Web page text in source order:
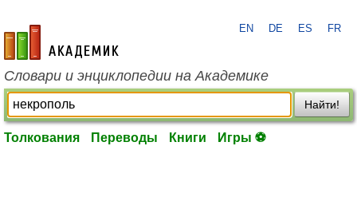
academic.ru
EN DE ES FR
Словари и энциклопедии на Академике
Найти!
Толкования Переводы Книги Игры ⚽